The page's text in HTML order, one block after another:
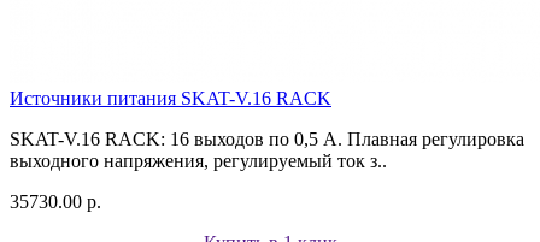
Источники питания SKAT-V.16 RACK
SKAT-V.16 RACK: 16 выходов по 0,5 А. Плавная регулировка
выходного напряжения, регулируемый ток з..
35730.00 р.